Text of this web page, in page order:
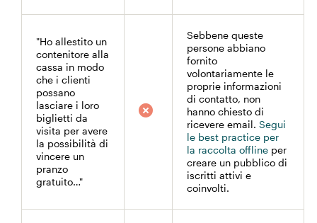
"Ho allestito un
contenitore alla
cassa in modo
che i clienti
possano
lasciare i loro
biglietti da
visita per avere
la possibilità di
vincere un
pranzo
gratuito…"
Sebbene queste
persone abbiano
fornito
volontariamente le
proprie informazioni
di contatto, non
hanno chiesto di
ricevere email. Segui
le best practice per
la raccolta offline per
creare un pubblico di
iscritti attivi e
coinvolti.